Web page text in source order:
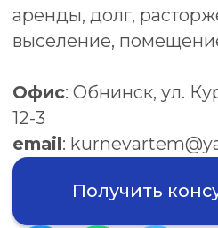
email : kurnevartem@ya.ru
Получить консультацию